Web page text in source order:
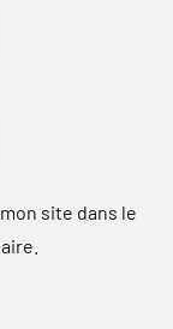
site dans le